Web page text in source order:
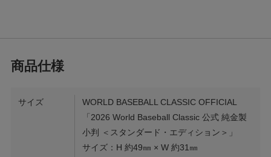
サイズ
WORLD BASEBALL CLASSIC OFFICIAL
「2026 World Baseball Classic 公式 純金製
小判 ＜スタンダード・エディション＞」
サイズ：H 約49㎜ × W 約31㎜